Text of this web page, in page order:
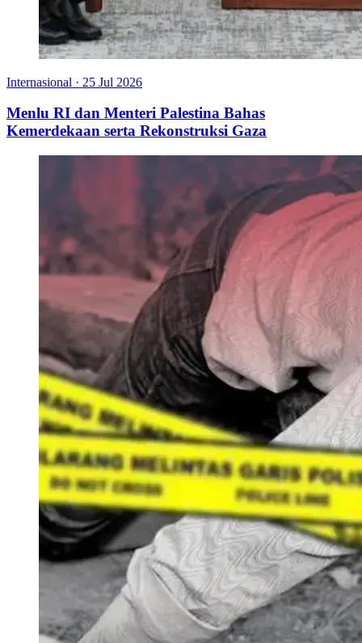
Internasional · 25 Jul 2026
Menlu RI dan Menteri Palestina Bahas
Kemerdekaan serta Rekonstruksi Gaza